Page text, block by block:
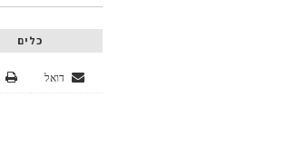
כלים
דואל